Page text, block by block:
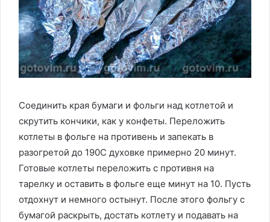
Соединить края бумаги и фольги над котлетой и
скрутить кончики, как у конфеты. Переложить
котлеты в фольге на противень и запекать в
разогретой до 190С духовке примерно 20 минут.
Готовые котлеты переложить с противня на
тарелку и оставить в фольге еще минут на 10. Пусть
отдохнут и немного остынут. После этого фольгу с
бумагой раскрыть, достать котлету и подавать на